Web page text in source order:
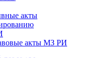
акты
акты МЗ РИ